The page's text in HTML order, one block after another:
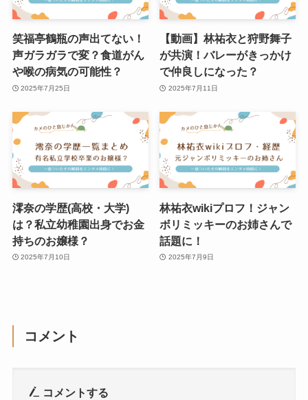
笑福亭鶴瓶の声出てない！
声ガラガラで変？食道がん
や喉の病気の可能性？
2025年7月25日
【動画】林祐衣と狩野舞子
が共演！バレーがきっかけ
で仲良しになった？
2025年7月11日
澪奈の学歴(高校・大学)
は？私立幼稚園出身でお金
持ちのお嬢様？
2025年7月10日
林祐衣wikiプロフ！ジャン
ボリミッキーのお姉さんで
話題に！
2025年7月9日
コメント
コメントする